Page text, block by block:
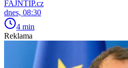
FAJNTIP.cz
dnes, 08:30
4 min
Reklama